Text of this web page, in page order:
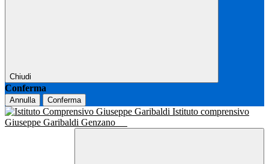
Chiudi
Conferma
Annulla Conferma
Istituto comprensivo
Giuseppe Garibaldi Genzano